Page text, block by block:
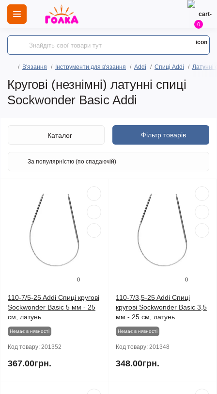
0
В'язання Інструменти для в'язання Addi Спиці Addi Латунні
Кругові (незнімні) латунні спиці
Sockwonder Basic Addi
Фільтр товарів
Каталог
0
110-7/5-25 Addi Спиці кругові
Sockwonder Basic 5 мм - 25
см, латунь
Немає в нявності
Код товару: 201352
367.00грн.
0
110-7/3,5-25 Addi Спиці
кругові Sockwonder Basic 3,5
мм - 25 см, латунь
Немає в нявності
Код товару: 201348
348.00грн.